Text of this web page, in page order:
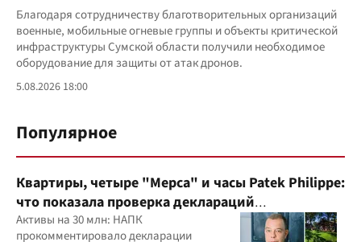
Благодаря сотрудничеству благотворительных организаций
военные, мобильные огневые группы и объекты критической
инфраструктуры Сумской области получили необходимое
оборудование для защиты от атак дронов.
5.08.2026 18:00
Популярное
Квартиры, четыре "Мерса" и часы Patek Philippe:
что показала проверка деклараций
руководителя детского кардиоцентра
Активы на 30 млн: НАПК
прокомментировало декларации